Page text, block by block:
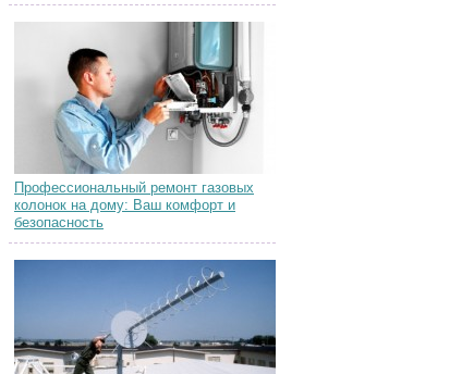
Профессиональный ремонт газовых
колонок на дому: Ваш комфорт и
безопасность